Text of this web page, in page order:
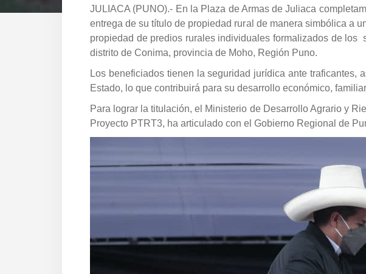
JULIACA (PUNO).- En la Plaza de Armas de Juliaca
entrega de su título de propiedad rural de manera simbólica a
propiedad de predios rurales individuales formalizados de los
distrito de Conima, provincia de Moho, Región Puno.
Los beneficiados tienen la seguridad jurídica ante traficantes,
Estado, lo que contribuirá para su desarrollo económico,
Para lograr la titulación, el Ministerio de Desarrollo Agrario y
Proyecto PTRT3, ha articulado con el Gobierno Regional de